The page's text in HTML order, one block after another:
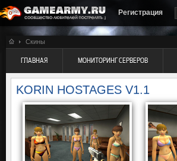
Регистрация
Скины
ГЛАВНАЯ МОНИТОРИНГ СЕРВЕРОВ
KORIN HOSTAGES V1.1